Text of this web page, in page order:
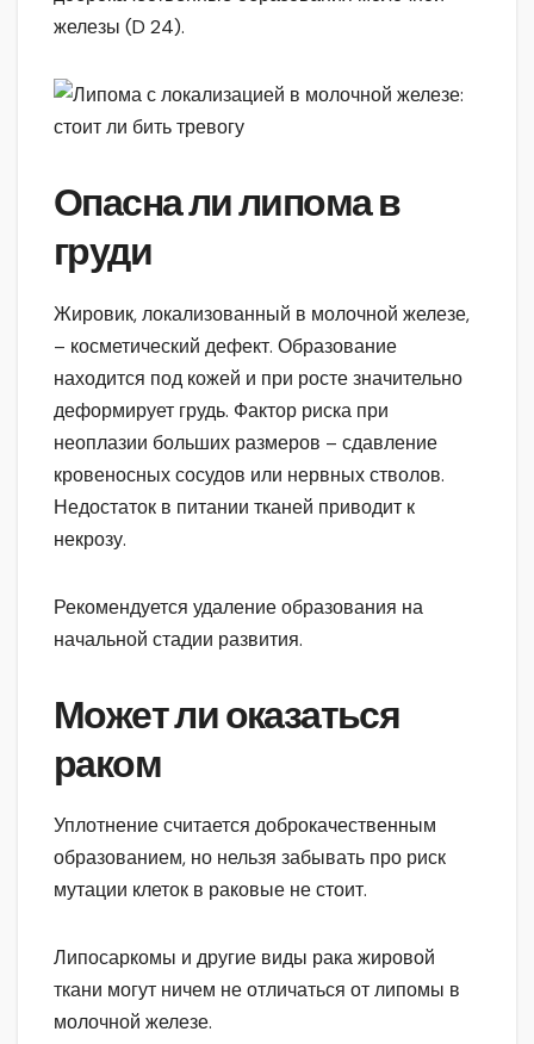
железы (D 24).
Опасна ли липома в
груди
Жировик, локализованный в молочной железе,
– косметический дефект. Образование
находится под кожей и при росте значительно
деформирует грудь. Фактор риска при
неоплазии больших размеров – сдавление
кровеносных сосудов или нервных стволов.
Недостаток в питании тканей приводит к
некрозу.
Рекомендуется удаление образования на
начальной стадии развития.
Может ли оказаться
раком
Уплотнение считается доброкачественным
образованием, но нельзя забывать про риск
мутации клеток в раковые не стоит.
Липосаркомы и другие виды рака жировой
ткани могут ничем не отличаться от липомы в
молочной железе.